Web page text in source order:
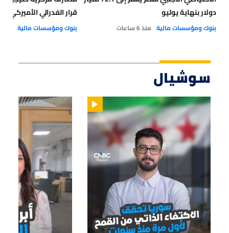
دولار بنهاية يوليو
بنوك ومؤسسات مالية منذ 6 ساعات
قرار الفدرالي الأميركي
بنوك ومؤسسات مالية
سوشيال
01:33